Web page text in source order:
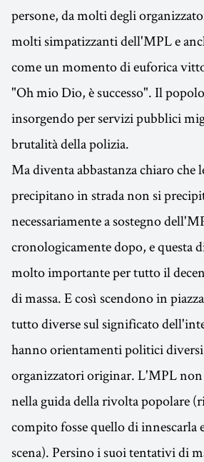
persone, da molti degli
molti simpatizzanti dell'MPL e
come un momento di euforica
"Oh mio Dio, è successo". Il
insorgendo per servizi pubblici
brutalità della polizia.
Ma diventa abbastanza chiaro che
precipitano in strada non si
necessariamente a sostegno
cronologicamente dopo, e questa
molto importante per tutto il
di massa. E così scendono in
tutto diverse sul significato
hanno orientamenti politici
organizzatori originar. L'MPL non
nella guida della rivolta popolare
compito fosse quello di innescarla
scena). Persino i suoi tentativi di